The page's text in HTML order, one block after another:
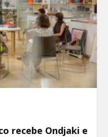
recebe Ondjaki e